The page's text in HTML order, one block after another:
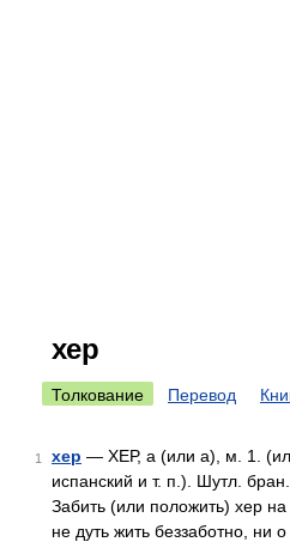
хер
Толкование Перевод
1 хер — ХЕР, а (или а), м. 1.
испанский и т. п.). Шутл.
Забить (или положить) хер
не дуть жить беззаботно, ни